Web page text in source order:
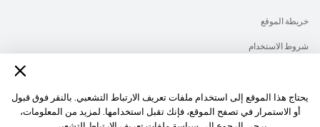
يحتاج هذا الموقع إلى استخدام ملفات تعريف الارتباط التشعبي. بالنقر فوق قبول
أو الاستمرار في تصفح الموقع، فإنك تقبل استخدامها. لمزيد من المعلومات،
خريطة الموقع
شروط الاستخدام
الكوكيز
سياسة رسائل الإشعارات